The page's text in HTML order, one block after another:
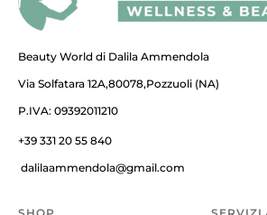
Beauty World di Dalila Ammendola
Via Solfatara 12A,80078,Pozzuoli (NA)
P.IVA: 09392011210
+39 331 20 55 840
dalilaammendola@gmail.com